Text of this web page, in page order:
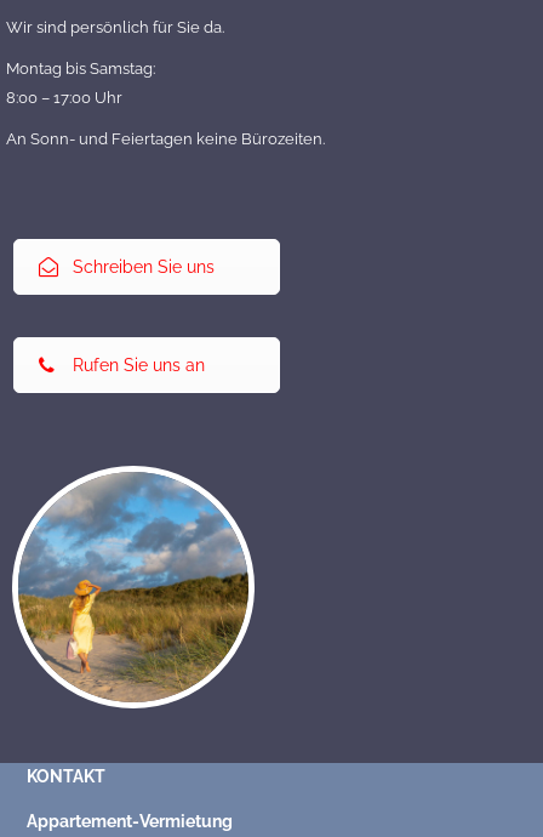
Wir sind persönlich für Sie da.
Montag bis Samstag:
8:00 – 17:00 Uhr
An Sonn- und Feiertagen keine Bürozeiten.
Schreiben Sie uns
Rufen Sie uns an
KONTAKT
Appartement-Vermietung